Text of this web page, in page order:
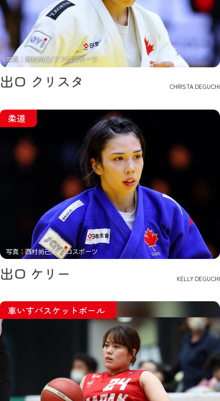
写真：西村尚己/アフロスポーツ
出口 クリスタ CHRISTA DEGUCHI
柔道
写真：西村尚己/アフロスポーツ
出口 ケリー KELLY DEGUCHI
車いすバスケットボール